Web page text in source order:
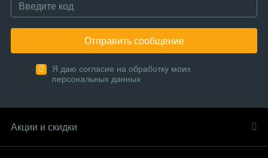
Отправить сообщение
Я даю согласие на обработку моих
персональных данных
Акции и скидки